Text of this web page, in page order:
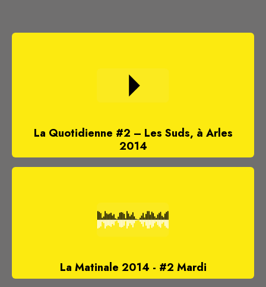
La Quotidienne #2 – Les Suds, à Arles
2014
La Matinale 2014 - #2 Mardi